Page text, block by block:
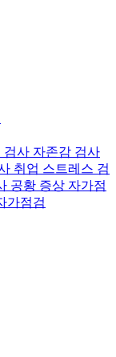
검사 자존감 검사
취업 스트레스 검
공황 증상 자가점
가점검